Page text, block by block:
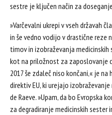
sestre je ključen način za
»Varčevalni ukrepi v vseh državah
in še vedno vodijo v drastične reze
timov in izobraževanja
kot na priložnost za zaposlovanje
2017 še zdaleč niso končani,« je
direktiv EU, ki urejajo
de Raeve. »Upam, da bo Evropska
za degradiranje medicinskih sester